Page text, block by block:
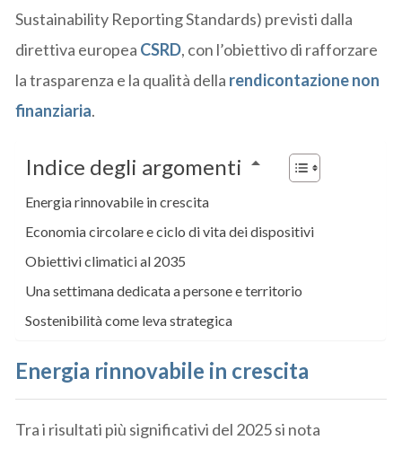
Sustainability Reporting Standards) previsti dalla
direttiva europea CSRD, con l’obiettivo di rafforzare
la trasparenza e la qualità della rendicontazione non
finanziaria.
Indice degli argomenti
Energia rinnovabile in crescita
Economia circolare e ciclo di vita dei dispositivi
Obiettivi climatici al 2035
Una settimana dedicata a persone e territorio
Sostenibilità come leva strategica
Energia rinnovabile in crescita
Tra i risultati più significativi del 2025 si nota